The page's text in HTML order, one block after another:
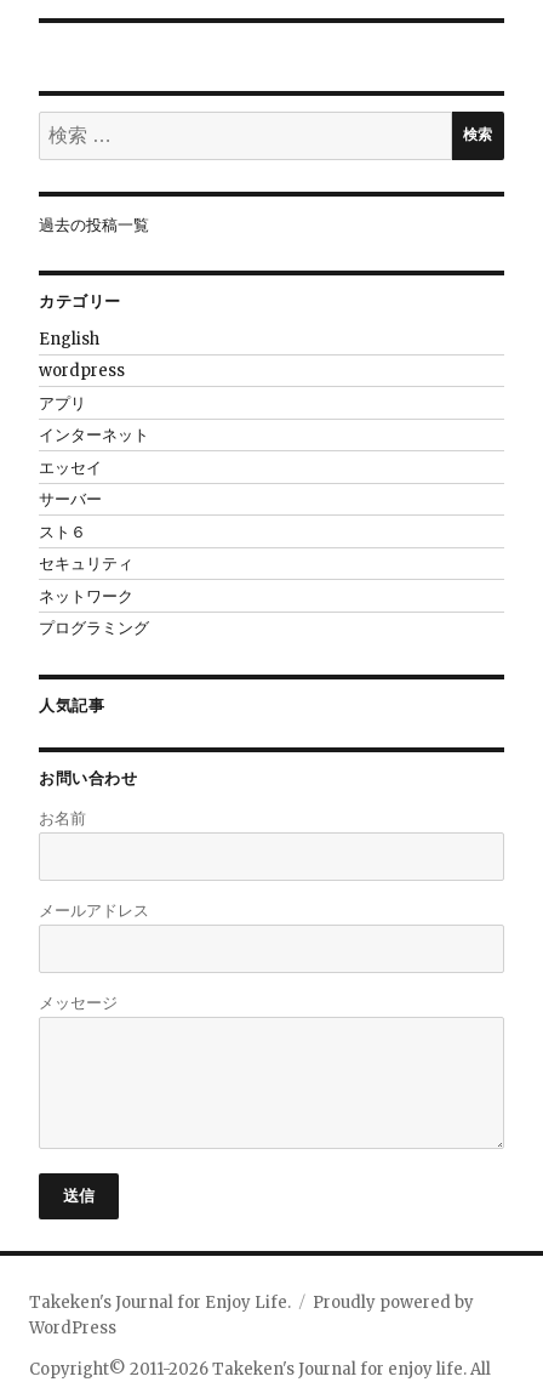
シ
ョ
ン
検
索:
検索
過去の投稿一覧
カテゴリー
English
wordpress
アプリ
インターネット
エッセイ
サーバー
スト６
セキュリティ
ネットワーク
プログラミング
人気記事
お問い合わせ
お名前
メールアドレス
メッセージ
送信
Takeken's Journal for Enjoy Life.
Proudly powered by
WordPress
Copyright© 2011-2026 Takeken's Journal for enjoy life. All